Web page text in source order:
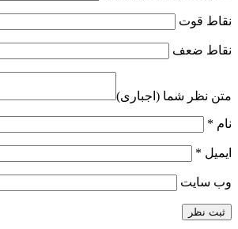
نقاط قوت
نقاط ضعف
متن نظر شما (اجباری)
نام *
ایمیل *
وب‌ سایت